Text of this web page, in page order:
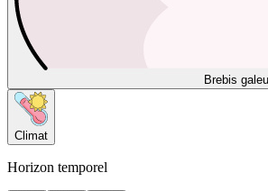
Brebis
Climat
Horizon temporel